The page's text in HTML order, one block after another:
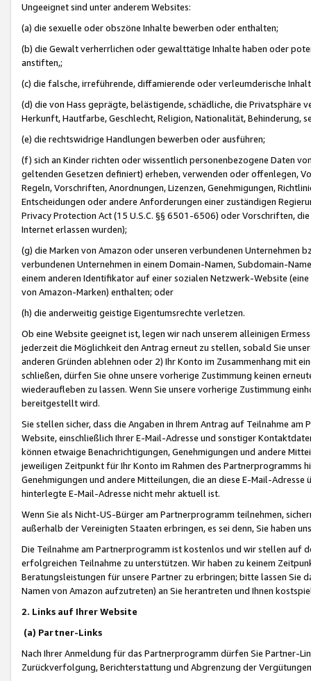
Ungeeignet sind unter anderem Websites:
(a) die sexuelle oder obszöne Inhalte bewerben oder enthalten;
(b) die Gewalt verherrlichen oder gewalttätige Inhalte haben oder
anstiften,;
(c) die falsche, irreführende, diffamierende oder verleumderische
(d) die von Hass geprägte, belästigende, schädliche, die Privatsphäre
Herkunft, Hautfarbe, Geschlecht, Religion, Nationalität, Behinderung,
(e) die rechtswidrige Handlungen bewerben oder ausführen;
(f) sich an Kinder richten oder wissentlich personenbezogene Daten
geltenden Gesetzen definiert) erheben, verwenden oder offenlegen,
Regeln, Vorschriften, Anordnungen, Lizenzen, Genehmigungen,
Entscheidungen oder andere Anforderungen einer zuständigen
Privacy Protection Act (15 U.S.C. §§ 6501-6506) oder Vorschriften,
Internet erlassen wurden);
(g) die Marken von Amazon oder unseren verbundenen Unternehmen
verbundenen Unternehmen in einem Domain-Namen, Subdomain-
einem anderen Identifikator auf einer sozialen Netzwerk-Website
von Amazon-Marken) enthalten; oder
(h) die anderweitig geistige Eigentumsrechte verletzen.
Ob eine Website geeignet ist, legen wir nach unserem alleinigen
jederzeit die Möglichkeit den Antrag erneut zu stellen, sobald Sie
anderen Gründen ablehnen oder 2) Ihr Konto im Zusammenhang mit
schließen, dürfen Sie ohne unsere vorherige Zustimmung keinen
wiederaufleben zu lassen. Wenn Sie unsere vorherige Zustimmung
bereitgestellt wird.
Sie stellen sicher, dass die Angaben in Ihrem Antrag auf Teilnahme
Website, einschließlich Ihrer E-Mail-Adresse und sonstiger
können etwaige Benachrichtigungen, Genehmigungen und andere
jeweiligen Zeitpunkt für Ihr Konto im Rahmen des Partnerprogramms
Genehmigungen und andere Mitteilungen, die an diese E-Mail-
hinterlegte E-Mail-Adresse nicht mehr aktuell ist.
Wenn Sie als Nicht-US-Bürger am Partnerprogramm teilnehmen,
außerhalb der Vereinigten Staaten erbringen, es sei denn, Sie haben
Die Teilnahme am Partnerprogramm ist kostenlos und wir stellen auf
erfolgreichen Teilnahme zu unterstützen. Wir haben zu keinem
Beratungsleistungen für unsere Partner zu erbringen; bitte lassen Sie
Namen von Amazon aufzutreten) an Sie herantreten und Ihnen
2. Links auf Ihrer Website
(a) Partner-Links
Nach Ihrer Anmeldung für das Partnerprogramm dürfen Sie Partner-
Zurückverfolgung, Berichterstattung und Abgrenzung der